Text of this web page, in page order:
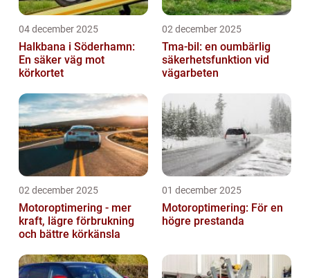
04 december 2025
Halkbana i Söderhamn:
En säker väg mot
körkortet
02 december 2025
Tma-bil: en oumbärlig
säkerhetsfunktion vid
vägarbeten
02 december 2025
Motoroptimering - mer
kraft, lägre förbrukning
och bättre körkänsla
01 december 2025
Motoroptimering: För en
högre prestanda